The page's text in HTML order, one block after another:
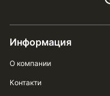
Информация
О компании
Контакти